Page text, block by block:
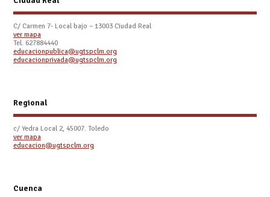
C/ Carmen 7- Local bajo – 13003 Ciudad Real
ver mapa
Tel. 627884440
educacionpublica@ugtspclm.org
educacionprivada@ugtspclm.org
Regional
c/ Yedra Local 2, 45007. Toledo
ver mapa
educacion@ugtspclm.org
Cuenca